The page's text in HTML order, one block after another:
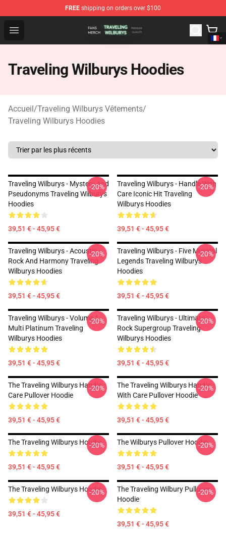
FREE shipping on orders over $100
Open menu
Traveling Wilburys Shop - Official Traveling Wilburys
Traveling Wilburys Hoodies
Accueil/Traveling Wilburys Vêtements/
Traveling Wilburys Hoodies
Traveling Wilburys - Mystery And
Pseudonyms Traveling Wilburys
Hoodies
39,51 € - 45,95 €
-20%
Traveling Wilburys - Handle With
Care Iconic Hit Traveling
Wilburys Hoodies
39,51 € - 45,95 €
-20%
Traveling Wilburys - Acoustic
Rock And Harmony Traveling
Wilburys Hoodies
39,51 € - 45,95 €
-20%
Traveling Wilburys - Five Musical
Legends Traveling Wilburys
Hoodies
39,51 € - 45,95 €
-20%
Traveling Wilburys - Volume 1
Multi Platinum Traveling
Wilburys Hoodies
39,51 € - 45,95 €
-20%
Traveling Wilburys - Ultimate
Rock Supergroup Traveling
Wilburys Hoodies
39,51 € - 45,95 €
-20%
The Traveling Wilburys Handle
Care Pullover Hoodie
39,51 € - 45,95 €
-20%
The Traveling Wilburys Handle
With Care Pullover Hoodie
39,51 € - 45,95 €
-20%
The Traveling Wilburys Hoodie
39,51 € - 45,95 €
-20% The Wilburys Pullover Hoodie
39,51 € - 45,95 €
-20%
The Traveling Wilburys Hoodie
39,51 € - 45,95 €
-20%
The Traveling Wilbury Pullover
Hoodie
39,51 € - 45,95 €
-20%